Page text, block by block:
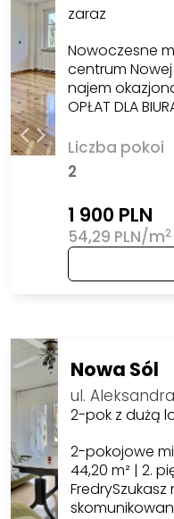
zaraz
Nowoczesne
centrum Nowej
najem
OPŁAT DLA
Liczba pokoi
2
1 900 PLN
54,29 PLN/m2
Nowa Sól
ul.
2-pok z dużą
2-pokojowe
44,20 m² | 2.